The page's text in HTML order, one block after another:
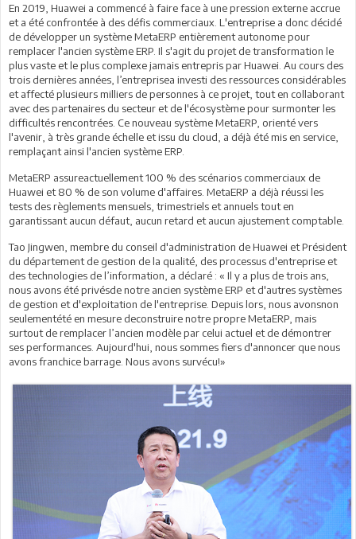
En 2019, Huawei a commencé à faire face à une pression externe accrue
et a été confrontée à des défis commerciaux. L'entreprise a donc décidé
de développer un système MetaERP entièrement autonome pour
remplacer l'ancien système ERP. Il s'agit du projet de transformation le
plus vaste et le plus complexe jamais entrepris par Huawei. Au cours des
trois dernières années, l’entreprisea investi des ressources considérables
et affecté plusieurs milliers de personnes à ce projet, tout en collaborant
avec des partenaires du secteur et de l'écosystème pour surmonter les
difficultés rencontrées. Ce nouveau système MetaERP, orienté vers
l'avenir, à très grande échelle et issu du cloud, a déjà été mis en service,
remplaçant ainsi l'ancien système ERP.
MetaERP assureactuellement 100 % des scénarios commerciaux de
Huawei et 80 % de son volume d'affaires. MetaERP a déjà réussi les
tests des règlements mensuels, trimestriels et annuels tout en
garantissant aucun défaut, aucun retard et aucun ajustement comptable.
Tao Jingwen, membre du conseil d'administration de Huawei et Président
du département de gestion de la qualité, des processus d'entreprise et
des technologies de l’information, a déclaré : « Il y a plus de trois ans,
nous avons été privésde notre ancien système ERP et d'autres systèmes
de gestion et d'exploitation de l'entreprise. Depuis lors, nous avonsnon
seulementété en mesure deconstruire notre propre MetaERP, mais
surtout de remplacer l’ancien modèle par celui actuel et de démontrer
ses performances. Aujourd'hui, nous sommes fiers d'annoncer que nous
avons franchice barrage. Nous avons survécu!»